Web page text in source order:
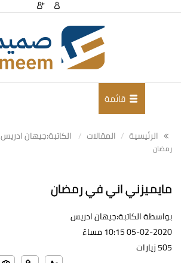
قائمة
الرئيسية المقالات الكاتبة:جيهان ادريس
رمضان
مايميزني اني في رمضان
بواسطة الكاتبة:جيهان ادريس
05-02-2020 10:15 مساءً
505 زيارات